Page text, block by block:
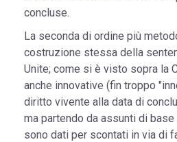
concluse.
La seconda di ordine più
costruzione stessa della
Unite; come si è visto sopra la
anche innovative (fin troppo
diritto vivente alla data di
ma partendo da assunti di
sono dati per scontati in via di